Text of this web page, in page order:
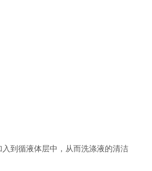
到循液体层中，从而洗涤液的清洁